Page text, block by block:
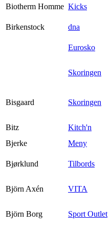
Biotherm Homme Kicks
Birkenstock
dna
Eurosko
Skoringen
Bisgaard Skoringen
Bitz
Kitch'n
Bjerke
Meny
Bjørklund Tilbords
Björn Axén
VITA
Björn Borg Sport Outlet